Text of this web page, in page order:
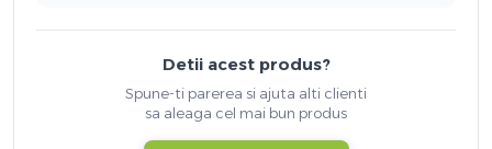
Detii acest produs?
Spune-ti parerea si ajuta alti clienti
sa aleaga cel mai bun produs